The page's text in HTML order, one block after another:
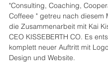
"Consulting, Coaching,
Coffeee " getreu nach diesem
die Zusammenarbeit mit Kai
CEO KISSEBERTH CO. Es
komplett neuer Auftritt mit
Design und Website.